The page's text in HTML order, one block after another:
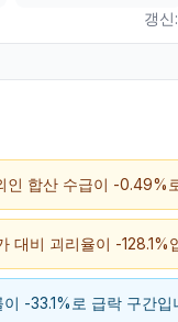
갱신:
인 합산 수급이 -
대비 괴리율이 -128.1%
이 -33.1%로 급락 구간